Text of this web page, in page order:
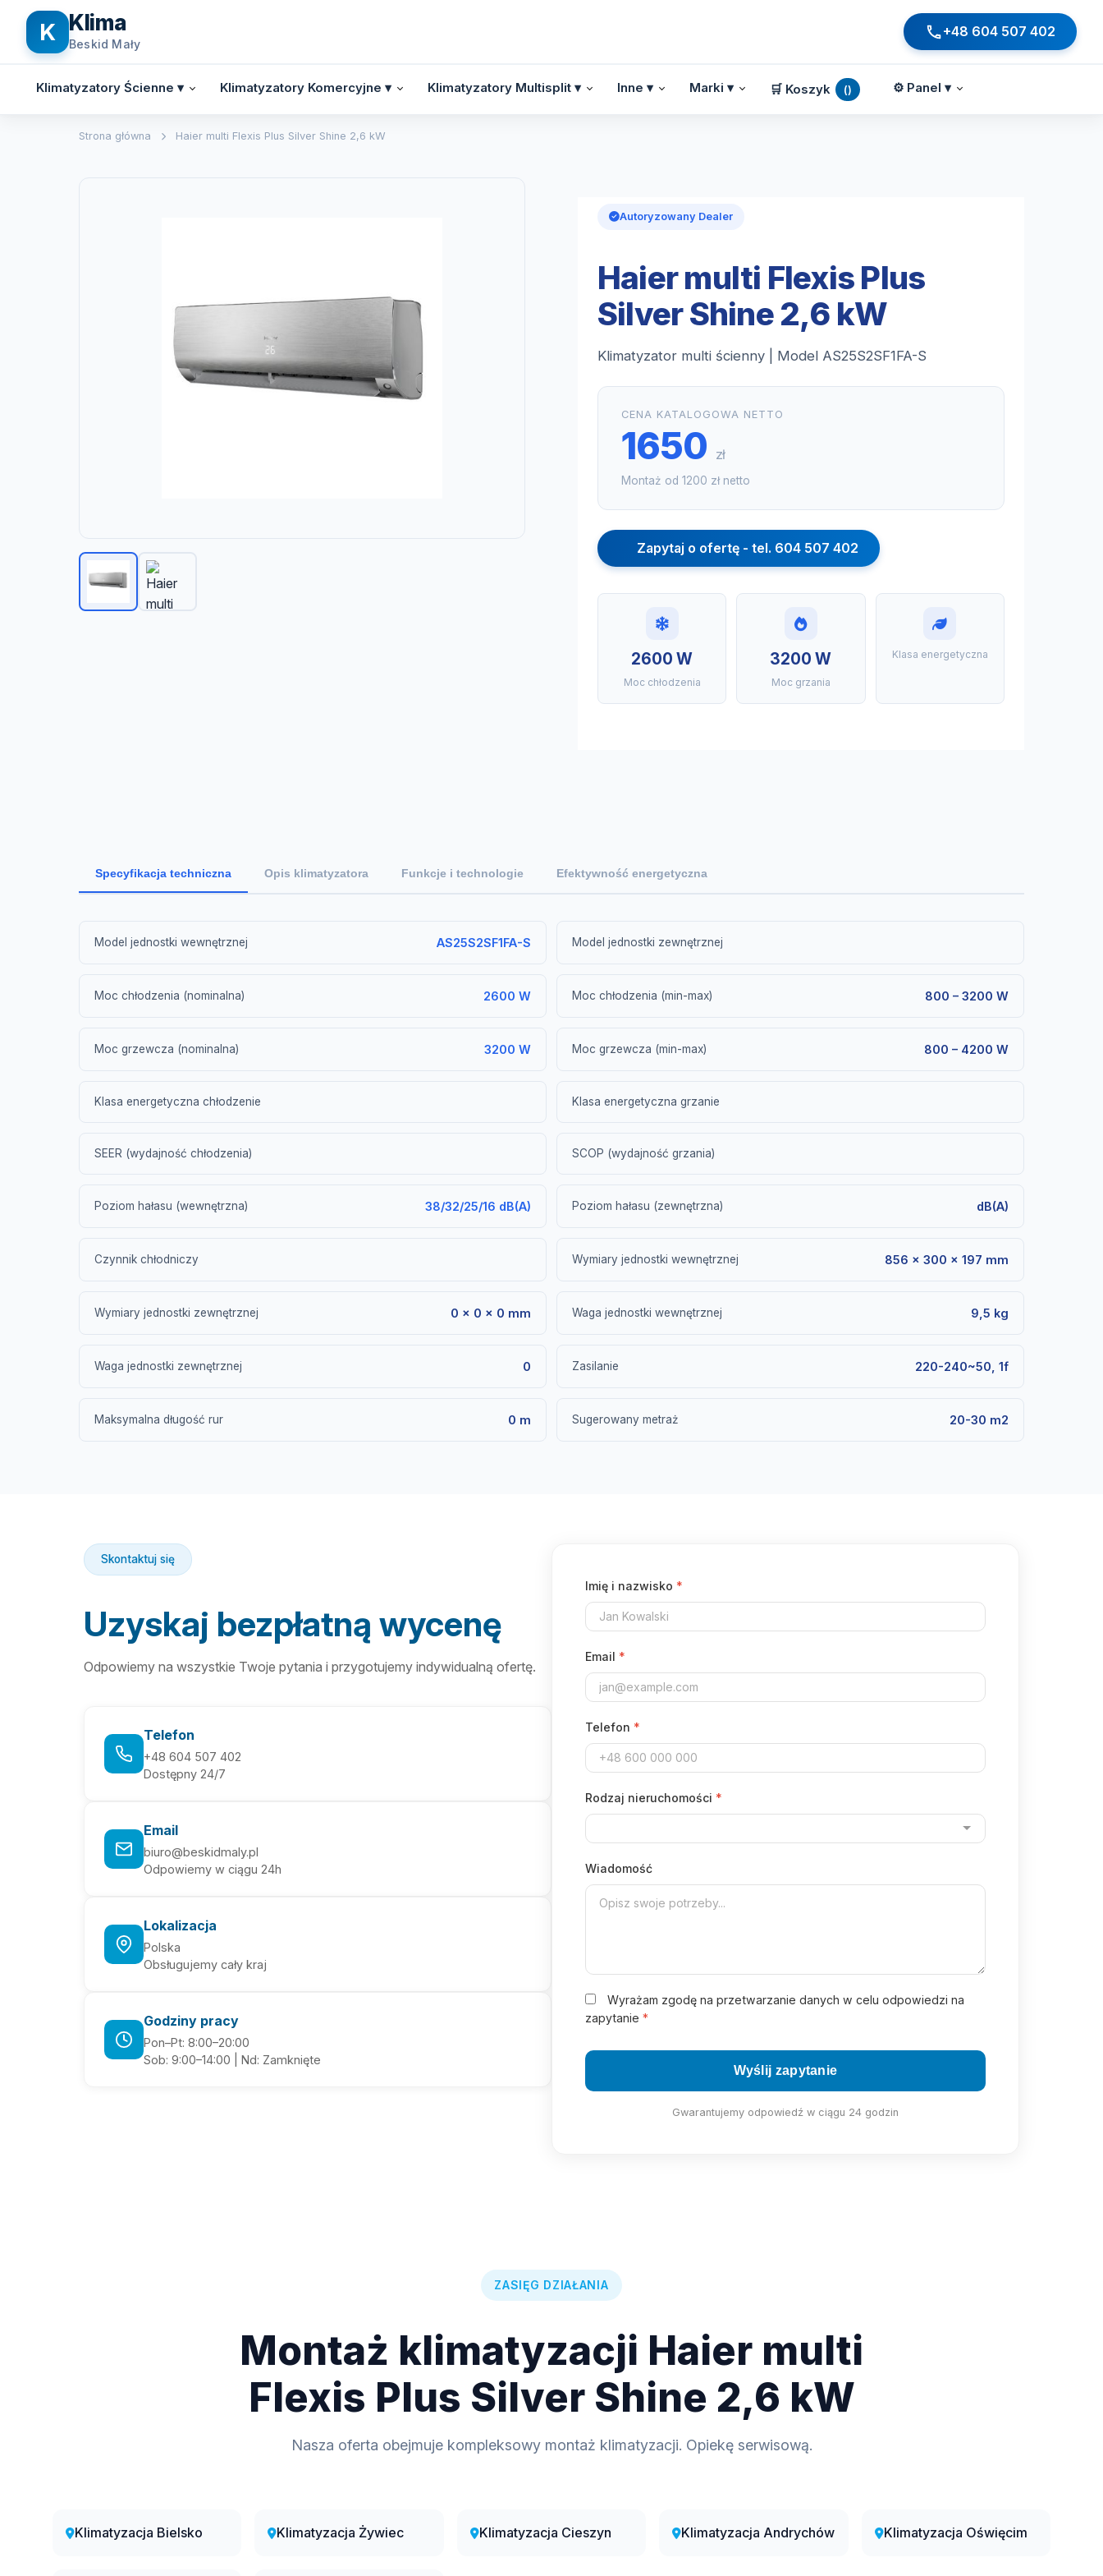
K Klima
Beskid Mały
+48 604 507 402
Klimatyzatory Ścienne ▾ Klimatyzatory Komercyjne ▾ Klimatyzatory Multisplit ▾ Inne ▾ Marki ▾ 🛒 Koszyk () ⚙️ Panel ▾
Strona główna Haier multi Flexis Plus Silver Shine 2,6 kW
Autoryzowany Dealer
Haier multi Flexis Plus
Silver Shine 2,6 kW
Klimatyzator multi ścienny | Model AS25S2SF1FA-S
CENA KATALOGOWA NETTO
1650 zł
Montaż od 1200 zł netto
Zapytaj o ofertę - tel. 604 507 402
2600 W
Moc chłodzenia
3200 W
Moc grzania
Klasa energetyczna
Specyfikacja techniczna Opis klimatyzatora Funkcje i technologie Efektywność energetyczna
Model jednostki wewnętrznej AS25S2SF1FA-S Model jednostki zewnętrznej
Moc chłodzenia (nominalna) 2600 W Moc chłodzenia (min-max) 800 – 3200 W
Moc grzewcza (nominalna) 3200 W Moc grzewcza (min-max) 800 – 4200 W
Klasa energetyczna chłodzenie Klasa energetyczna grzanie
SEER (wydajność chłodzenia) SCOP (wydajność grzania)
Poziom hałasu (wewnętrzna) 38/32/25/16 dB(A) Poziom hałasu (zewnętrzna) dB(A)
Czynnik chłodniczy Wymiary jednostki wewnętrznej 856 × 300 × 197 mm
Wymiary jednostki zewnętrznej 0 × 0 × 0 mm Waga jednostki wewnętrznej 9,5 kg
Waga jednostki zewnętrznej 0 Zasilanie 220-240~50, 1f
Maksymalna długość rur 0 m Sugerowany metraż 20-30 m2
Skontaktuj się
Uzyskaj bezpłatną wycenę
Odpowiemy na wszystkie Twoje pytania i przygotujemy indywidualną ofertę.
Telefon
+48 604 507 402
Dostępny 24/7
Email
biuro@beskidmaly.pl
Odpowiemy w ciągu 24h
Lokalizacja
Polska
Obsługujemy cały kraj
Godziny pracy
Pon–Pt: 8:00–20:00
Sob: 9:00–14:00 | Nd: Zamknięte
Imię i nazwisko *
Email *
Telefon *
Rodzaj nieruchomości *
Wiadomość
Wyrażam zgodę na przetwarzanie danych w celu odpowiedzi na
zapytanie *
Wyślij zapytanie
Gwarantujemy odpowiedź w ciągu 24 godzin
ZASIĘG DZIAŁANIA
Montaż klimatyzacji Haier multi
Flexis Plus Silver Shine 2,6 kW
Nasza oferta obejmuje kompleksowy montaż klimatyzacji. Opiekę serwisową.
Klimatyzacja Bielsko Klimatyzacja Żywiec Klimatyzacja Cieszyn Klimatyzacja Andrychów Klimatyzacja Oświęcim